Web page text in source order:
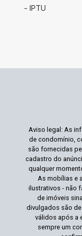
- IPTU
Aviso legal: As
de condomínio,
são fornecidas
cadastro do
qualquer
As mobílias e
ilustrativos - não
de imóveis
divulgados são
válidos após a
sempre um